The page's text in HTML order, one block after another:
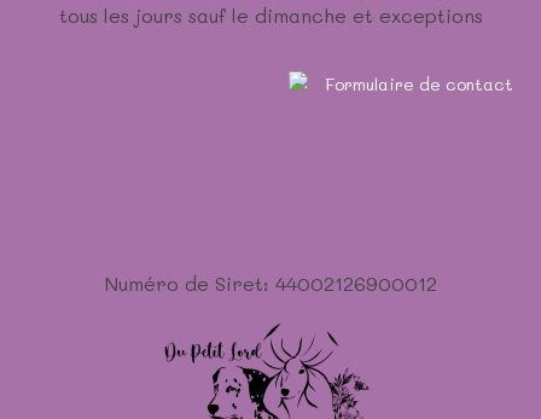
tous les jours sauf le dimanche et exceptions
Numéro de Siret: 44002126900012